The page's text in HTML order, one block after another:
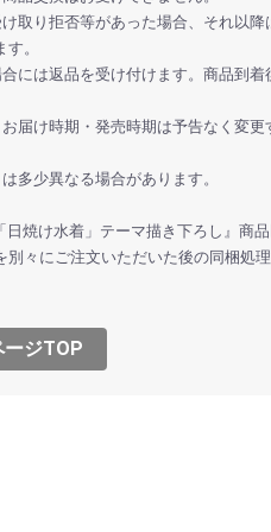
取り拒否等があった場合、それ以降
。
には返品を受け付けます。商品到着
届け時期・発売時期は予告なく変更
多少異なる場合があります。
焼け水着」テーマ描き下ろし』商品
々にご注文いただいた後の同梱処
ージTOP